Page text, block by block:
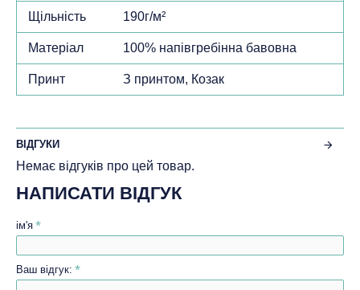
Щільність 190г/м²
Матеріал 100% напівгребінна бавовна
Принт З принтом, Козак
ВІДГУКИ
Немає відгуків про цей товар.
НАПИСАТИ ВІДГУК
ім'я
Ваш відгук: